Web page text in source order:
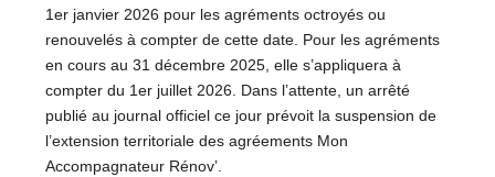
1er janvier 2026 pour les agréments octroyés ou
renouvelés à compter de cette date. Pour les agréments
en cours au 31 décembre 2025, elle s’appliquera à
compter du 1er juillet 2026. Dans l’attente, un arrêté
publié au journal officiel ce jour prévoit la suspension de
l’extension territoriale des agréements Mon
Accompagnateur Rénov’.